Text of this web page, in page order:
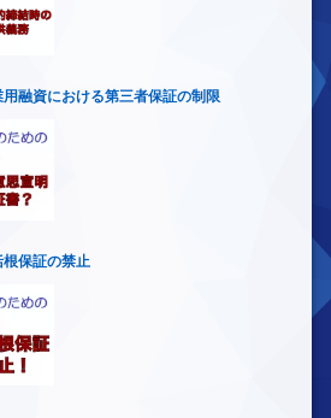
用融資における第三者保証の制限
保証の禁止